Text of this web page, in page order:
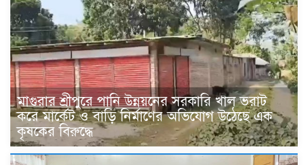
মাগুরার শ্রীপুরে পানি উন্নয়নের সরকারি খাল ভরাট
করে মার্কেট ও বাড়ি নির্মাণের অভিযোগ উঠেছে এক
কৃষকের বিরুদ্ধে